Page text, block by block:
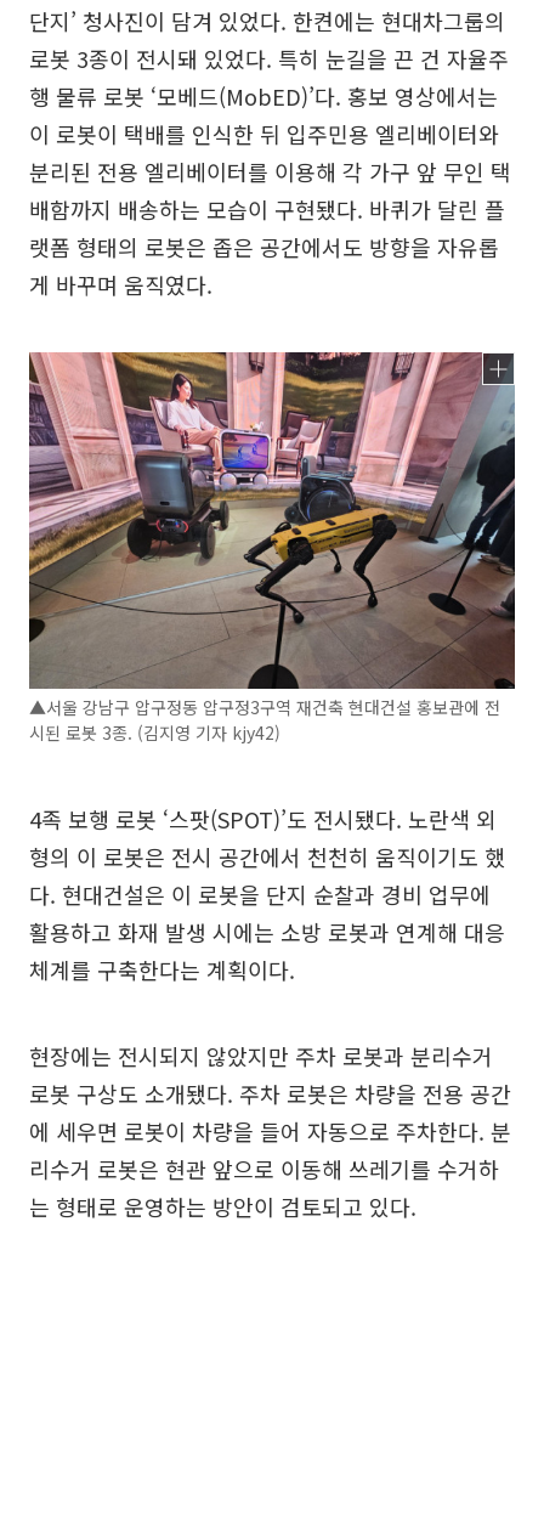
단지’ 청사진이 담겨 있었다. 한켠에는 현대차그룹의
로봇 3종이 전시돼 있었다. 특히 눈길을 끈 건 자율주
행 물류 로봇 ‘모베드(MobED)’다. 홍보 영상에서는
이 로봇이 택배를 인식한 뒤 입주민용 엘리베이터와
분리된 전용 엘리베이터를 이용해 각 가구 앞 무인 택
배함까지 배송하는 모습이 구현됐다. 바퀴가 달린 플
랫폼 형태의 로봇은 좁은 공간에서도 방향을 자유롭
게 바꾸며 움직였다.
▲서울 강남구 압구정동 압구정3구역 재건축 현대건설 홍보관에 전
시된 로봇 3종. (김지영 기자 kjy42)
4족 보행 로봇 ‘스팟(SPOT)’도 전시됐다. 노란색 외
형의 이 로봇은 전시 공간에서 천천히 움직이기도 했
다. 현대건설은 이 로봇을 단지 순찰과 경비 업무에
활용하고 화재 발생 시에는 소방 로봇과 연계해 대응
체계를 구축한다는 계획이다.
현장에는 전시되지 않았지만 주차 로봇과 분리수거
로봇 구상도 소개됐다. 주차 로봇은 차량을 전용 공간
에 세우면 로봇이 차량을 들어 자동으로 주차한다. 분
리수거 로봇은 현관 앞으로 이동해 쓰레기를 수거하
는 형태로 운영하는 방안이 검토되고 있다.